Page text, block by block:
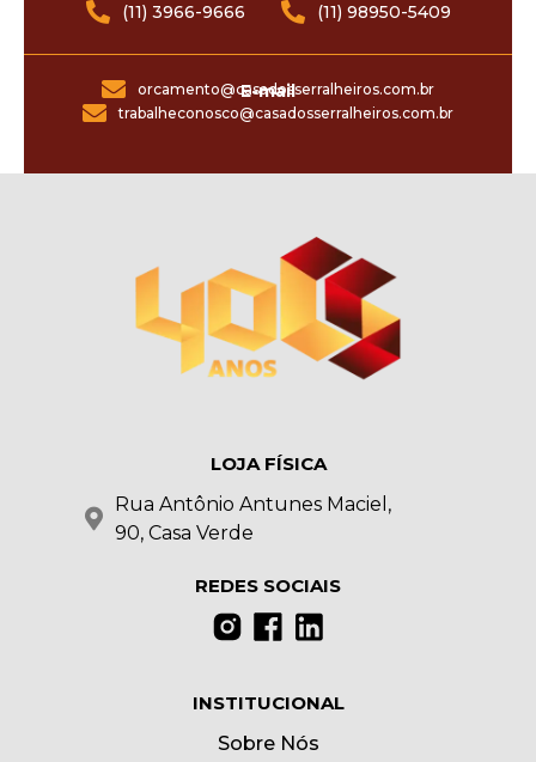
(11) 3966-9666
(11) 98950-5409
E-mail
orcamento@casadosserralheiros.com.br
trabalheconosco@casadosserralheiros.com.br
LOJA FÍSICA
Rua Antônio Antunes Maciel,
90, Casa Verde
REDES SOCIAIS
INSTITUCIONAL
Sobre Nós